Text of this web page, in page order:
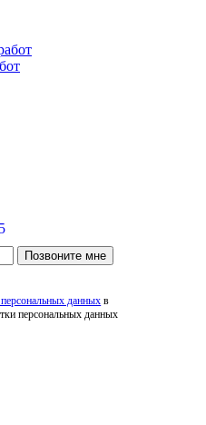
Позвоните мне
персональных данных в
персональных данных